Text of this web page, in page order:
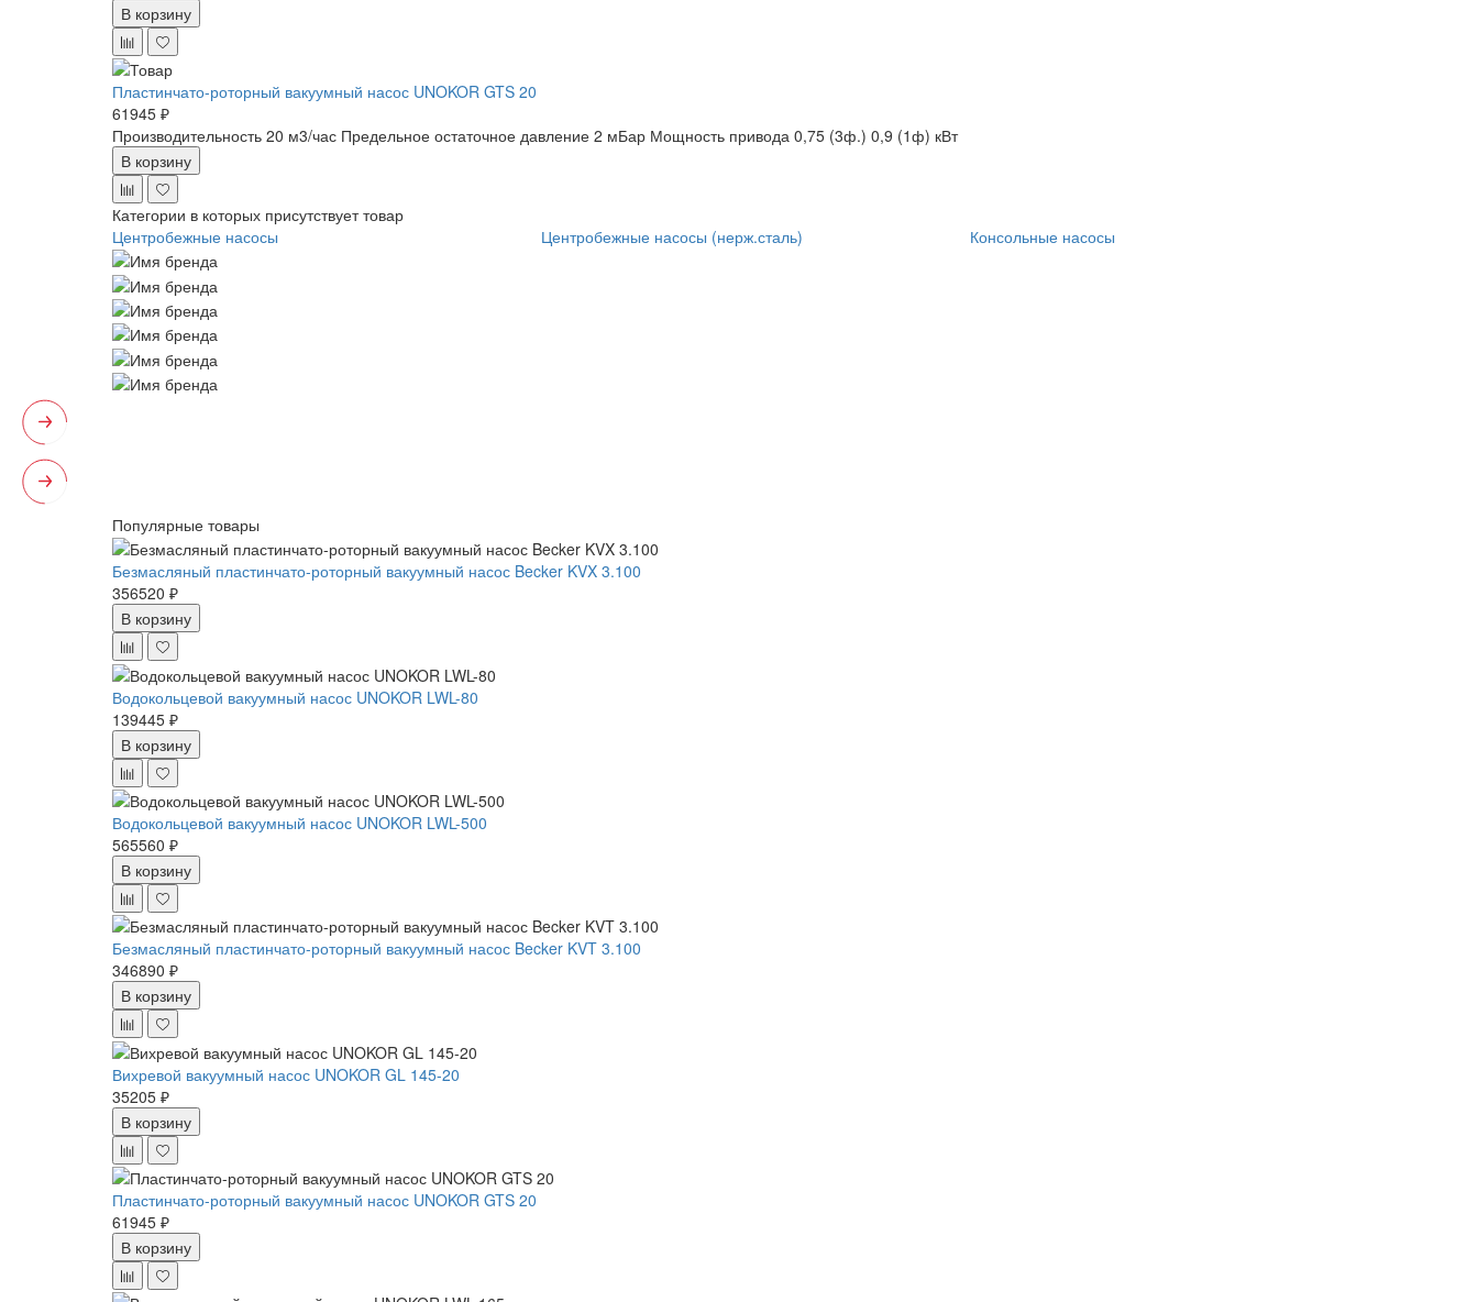
В корзину
Пластинчато-роторный вакуумный насос UNOKOR GTS 20
61945 ₽
Производительность 20 м3/час Предельное остаточное давление 2 мБар Мощность привода 0,75 (3ф.) 0,9 (1ф) кВт
В корзину
Категории в которых присутствует товар
Центробежные насосы
Центробежные насосы (нерж.сталь) Консольные насосы
Популярные товары
Безмасляный пластинчато-роторный вакуумный насос Becker KVX 3.100
356520 ₽
В корзину
Водокольцевой вакуумный насос UNOKOR LWL-80
139445 ₽
В корзину
Водокольцевой вакуумный насос UNOKOR LWL-500
565560 ₽
В корзину
Безмасляный пластинчато-роторный вакуумный насос Becker KVT 3.100
346890 ₽
В корзину
Вихревой вакуумный насос UNOKOR GL 145-20
35205 ₽
В корзину
Пластинчато-роторный вакуумный насос UNOKOR GTS 20
61945 ₽
В корзину